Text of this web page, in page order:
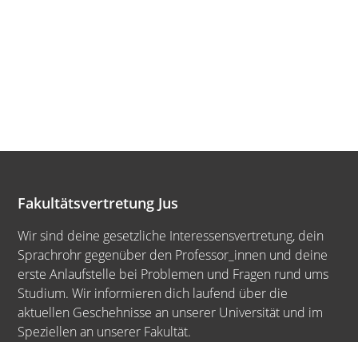
Fakultätsvertretung Jus
Wir sind deine gesetzliche Interessensvertretung, dein
Sprachrohr gegenüber den Professor_innen und deine
erste Anlaufstelle bei Problemen und Fragen rund ums
Studium. Wir informieren dich laufend über die
aktuellen Geschehnisse an unserer Universität und im
Speziellen an unserer Fakultät.